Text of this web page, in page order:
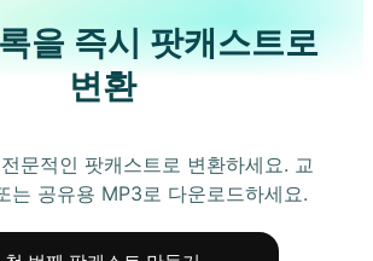
을 즉시 팟캐스트로
변환
문적인 팟캐스트로 변환하세요. 교
는 공유용 MP3로 다운로드하세요.